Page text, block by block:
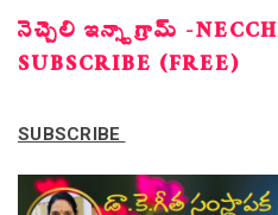
నెచ్చెలి ఇన్స్టాగ్రామ్ -
SUBSCRIBE (FREE)
SUBSCRIBE